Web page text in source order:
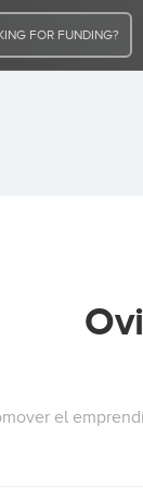
FOR FUNDING?
el